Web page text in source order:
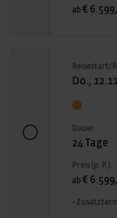
ab €
Reisestart/
Do.,
Dauer
24 Tage
Preis (p. P.)
ab €
•